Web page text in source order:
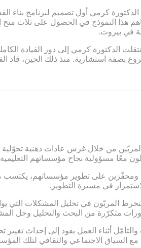
أكملت الدكتورة كرمي أول تصميم لبرنامج
في بيروت.
من عام 2015، انتقلت الدكتورة كرمي إلى
بصفة استشارية. منذ ذلك الحين، قاد
من خلال غرس عادات ذهنية
معًا مسؤولية نجاح مؤسساتهم
على تطوير مؤسساتهم، يكتسب
في مسيرة التطوير.
المربّون في تحليل المشكلات التي
متكرّرة من البحث والتحليل وحل
والتأمّل أثناء العمل يقود إلى إحداث
مع السياق الاجتماعي والثقافي لتلك